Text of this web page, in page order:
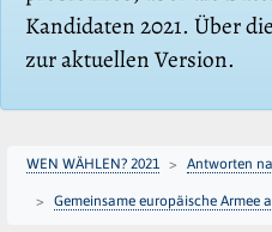
Kandidaten 2021. Über die
zur aktuellen Version.
WEN WÄHLEN? 2021 Antworten
Gemeinsame europäische Armee